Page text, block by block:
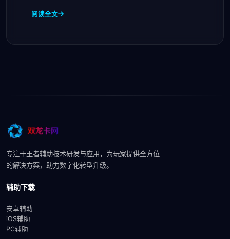
阅读全文
专注于王者辅助技术研发与应用，为玩家提供全方位
的解决方案，助力数字化转型升级。
辅助下载
安卓辅助
iOS辅助
PC辅助